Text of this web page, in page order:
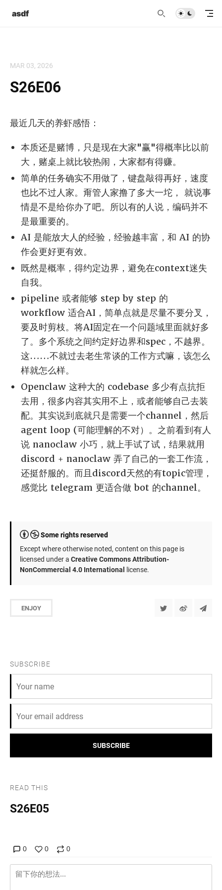
asdf
MAR 03, 2026
S26E06
最近几天的养虾感悟：
本质还是赌博，只是现在大家"赢"得概率比以前
大，赌桌上就比较热闹，大家都有得赚。
简单的任务确实不用做了，键盘敲得再好，速度
也比不过人家。甭管人家撸了多大一坨， 就说事
情是不是给你办了吧。所以有的人说，编码并不
是最重要的。
AI 是能放大人的经验，经验越丰富，和 AI 的协
作会更好更有效。
既然是概率，得约定边界，避免在context迷失
自我。
pipeline 或者能够 step by step 的
workflow 适合AI，简单点就是尽量不要分叉，
要及时剪枝。将AI固定在一个问题域里面就好多
了。多个系统之间约定好边界和spec，不越界。
这……不就过去老生常谈的工作方式嘛，该怎么
样就怎么样。
Openclaw 这种大的 codebase 多少有点抗拒
去用，很多内容其实用不上，或者能够自己去装
配。其实说到底就只是需要一个channel，然后
agent loop (可能理解的不对）。之前看到有人
说 nanoclaw 小巧，就上手试了试，结果就用
discord + nanoclaw 弄了自己的一套工作流，
还挺舒服的。而且discord天然的有topic管理，
感觉比 telegram 更适合做 bot 的channel。
Some rights reserved
Except where otherwise noted, content on this page is
licensed under a Creative Commons Attribution-
NonCommercial 4.0 International license.
ENJOY
SUBSCRIBE
SUBSCRIBE
READ THIS
S26E05